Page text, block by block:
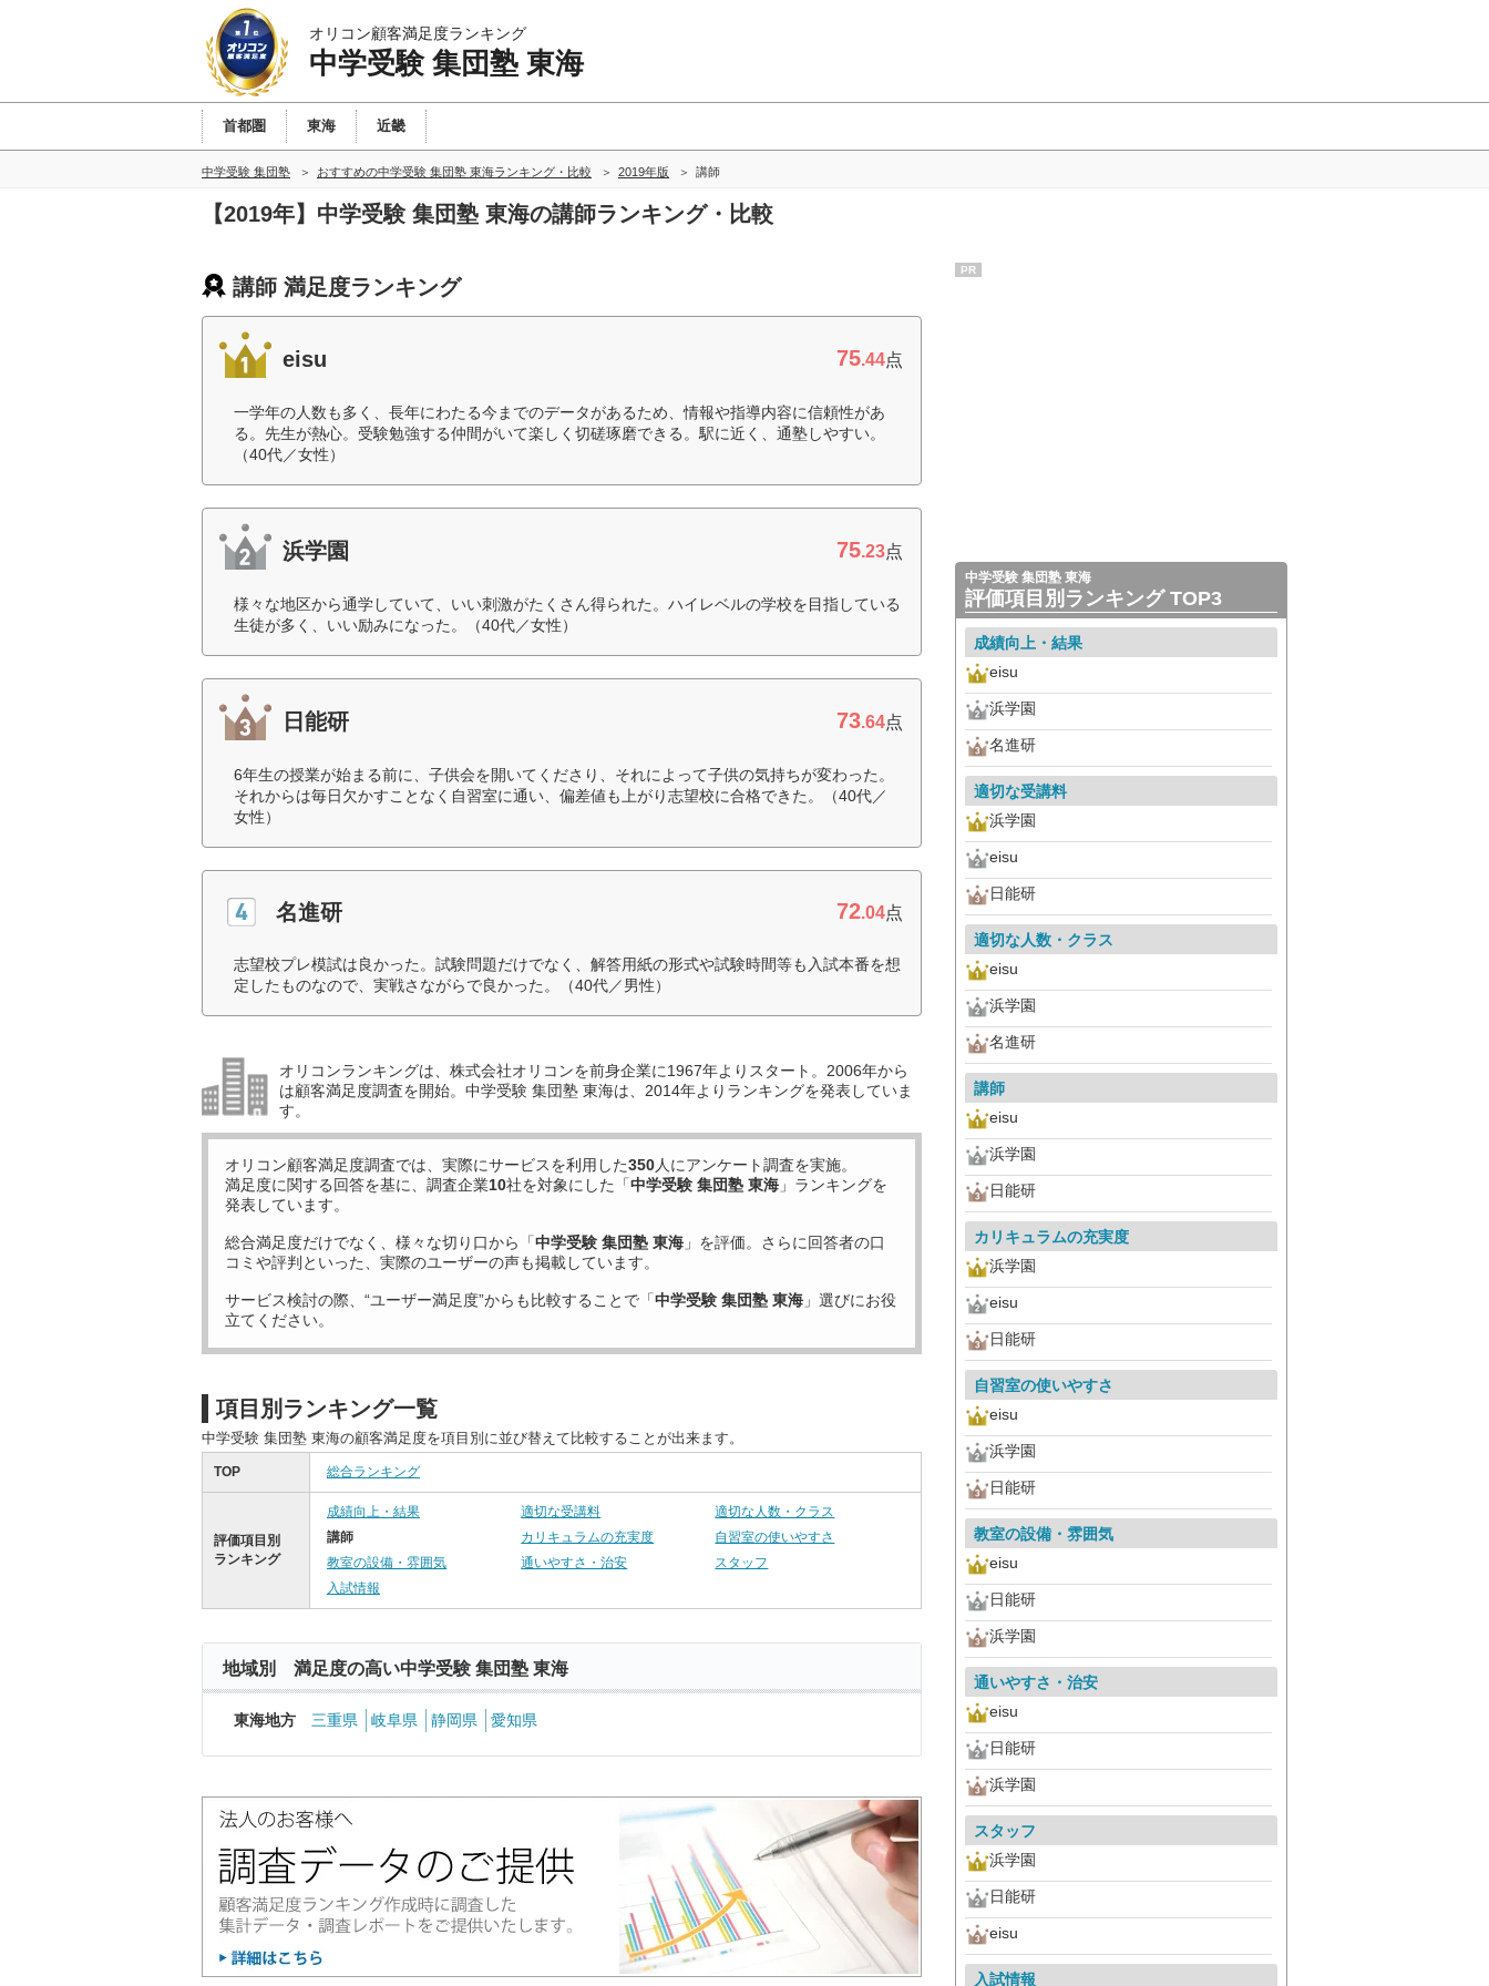
オリコン顧客満足度ランキング
中学受験 集団塾 東海
首都圏 東海 近畿
中学受験 集団塾 おすすめの中学受験 集団塾 東海ランキング・比較 2019年版 講師
【2019年】中学受験 集団塾 東海の講師ランキング・比較
講師 満足度ランキング
eisu 75.44点
一学年の人数も多く、長年にわたる今までのデータがあるため、情報や指導内容に信頼性があ
る。先生が熱心。受験勉強する仲間がいて楽しく切磋琢磨できる。駅に近く、通塾しやすい。
（40代／女性）
浜学園 75.23点
様々な地区から通学していて、いい刺激がたくさん得られた。ハイレベルの学校を目指している
生徒が多く、いい励みになった。（40代／女性）
日能研 73.64点
6年生の授業が始まる前に、子供会を開いてくださり、それによって子供の気持ちが変わった。
それからは毎日欠かすことなく自習室に通い、偏差値も上がり志望校に合格できた。（40代／
女性）
名進研 72.04点
志望校プレ模試は良かった。試験問題だけでなく、解答用紙の形式や試験時間等も入試本番を想
定したものなので、実戦さながらで良かった。（40代／男性）
オリコンランキングは、株式会社オリコンを前身企業に1967年よりスタート。2006年から
は顧客満足度調査を開始。中学受験 集団塾 東海は、2014年よりランキングを発表していま
す。
オリコン顧客満足度調査では、実際にサービスを利用した350人にアンケート調査を実施。
満足度に関する回答を基に、調査企業10社を対象にした「中学受験 集団塾 東海 」ランキングを
発表しています。
総合満足度だけでなく、様々な切り口から「中学受験 集団塾 東海 」を評価。さらに回答者の口
コミや評判といった、実際のユーザーの声も掲載しています。
サービス検討の際、“ユーザー満足度”からも比較することで「中学受験 集団塾 東海 」選びにお役
立てください。
項目別ランキング一覧
中学受験 集団塾 東海の顧客満足度を項目別に並び替えて比較することが出来ます。
TOP 総合ランキング
評価項目別
ランキング
成績向上・結果 適切な受講料
適切な人数・クラス
講師
カリキュラムの充実度
自習室の使いやすさ
教室の設備・雰囲気
通いやすさ・治安
スタッフ
入試情報
地域別 満足度の高い中学受験 集団塾 東海
東海地方 三重県 岐阜県 静岡県 愛知県
PR
中学受験 集団塾 東海
評価項目別ランキング TOP3
成績向上・結果
eisu
浜学園
名進研
適切な受講料
浜学園
eisu
日能研
適切な人数・クラス
eisu
浜学園
名進研
講師
eisu
浜学園
日能研
カリキュラムの充実度
浜学園
eisu
日能研
自習室の使いやすさ
eisu
浜学園
日能研
教室の設備・雰囲気
eisu
日能研
浜学園
通いやすさ・治安
eisu
日能研
浜学園
スタッフ
浜学園
日能研
eisu
入試情報